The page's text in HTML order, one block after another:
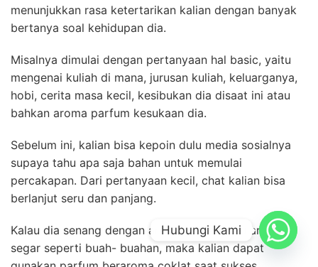
menunjukkan rasa ketertarikan kalian dengan banyak
bertanya soal kehidupan dia.
Misalnya dimulai dengan pertanyaan hal basic, yaitu
mengenai kuliah di mana, jurusan kuliah, keluarganya,
hobi, cerita masa kecil, kesibukan dia disaat ini atau
bahkan aroma parfum kesukaan dia.
Sebelum ini, kalian bisa kepoin dulu media sosialnya
supaya tahu apa saja bahan untuk memulai
percakapan. Dari pertanyaan kecil, chat kalian bisa
berlanjut seru dan panjang.
Kalau dia senang dengan aroma coklat atau aroma
segar seperti buah- buahan, maka kalian dapat
Hubungi Kami